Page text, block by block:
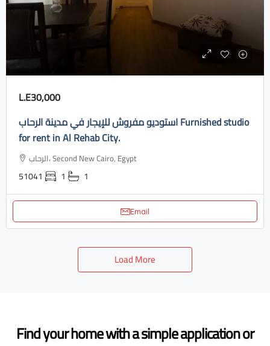
L.E30,000
استوديو مفروش للإيجار في مدينة الرحاب Furnished studio
for rent in Al Rehab City.
الرحاب، Second New Cairo, Egypt
51041 1 1
Email
Load More
Find your home with a simple application or